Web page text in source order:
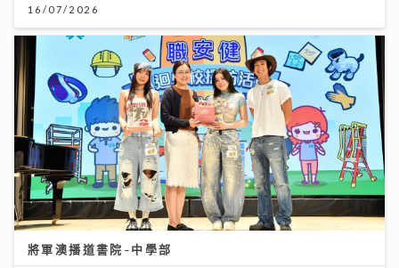
16/07/2026
將軍澳播道書院-中學部